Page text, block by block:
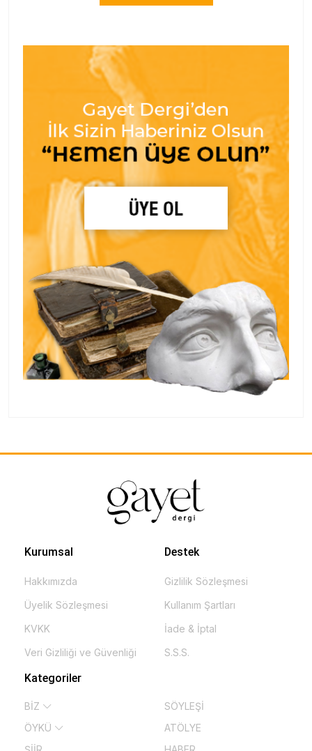
Kurumsal
Hakkımızda
Üyelik Sözleşmesi
KVKK
Veri Gizliliği ve Güvenliği
Destek
Gizlilik Sözleşmesi
Kullanım Şartları
İade & İptal
S.S.S.
Kategoriler
BİZ
ÖYKÜ
SÖYLEŞİ
ATÖLYE